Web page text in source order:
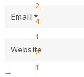
2
4
1
0
1